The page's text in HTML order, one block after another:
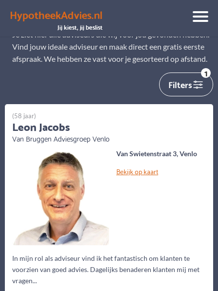
HypotheekAdvies.nl
Jij kiest, jij beslist
Alle adviseurs
Je ziet hier alle adviseurs die wij voor jou gevonden hebben.
Vind jouw ideale adviseur en maak direct een gratis eerste
afspraak. We hebben ze vast voor je gesorteerd op afstand.
Filters
1
Van Swietenstraat 3, Venlo
Bekijk op kaart
In mijn rol als adviseur vind ik het fantastisch om klanten te
voorzien van goed advies. Dagelijks benaderen klanten mij met
vragen...
(58 jaar)
Leon Jacobs
Van Bruggen Adviesgroep Venlo